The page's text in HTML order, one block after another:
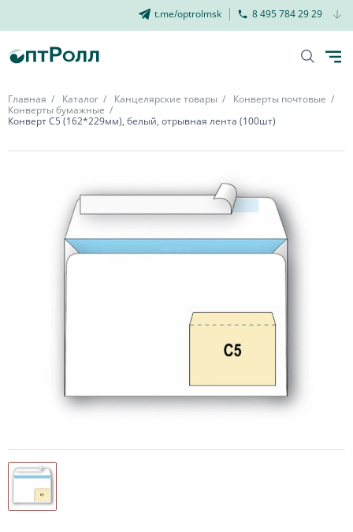
t.me/optrolmsk 8 495 784 29 29
Главная Каталог Канцелярские товары
Конверты почтовые
Конверты бумажные
Конверт С5 (162*229мм), белый, отрывная лента (100шт)